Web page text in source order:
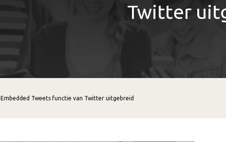
Twitter
Embedded Tweets functie van Twitter uitgebreid